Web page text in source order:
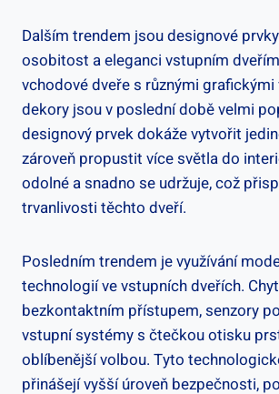
Dalším trendem jsou designové
osobitost a⁣ eleganci ⁣vstupním
vchodové dveře s různými grafickými
dekory⁤ jsou v poslední době velmi‍
designový prvek dokáže vytvořit
zároveň⁣ propustit více světla do
odolné a snadno se​ udržuje, ‍což⁢
trvanlivosti⁤ těchto dveří.
Posledním trendem je využívání
technologií ve vstupních dveřích.
bezkontaktním přístupem, senzory
vstupní systémy s čtečkou otisku
oblíbenější volbou.​ Tyto
přinášejí vyšší úroveň⁣ bezpečnosti,